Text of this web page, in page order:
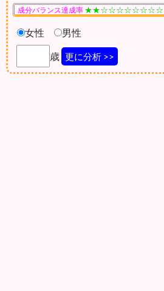
成分バランス達成率 ★★☆☆☆☆☆☆☆☆
女性 男性
歳 更に分析 >>